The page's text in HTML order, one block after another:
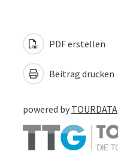
PDF erstellen
Beitrag drucken
powered by TOURDATA